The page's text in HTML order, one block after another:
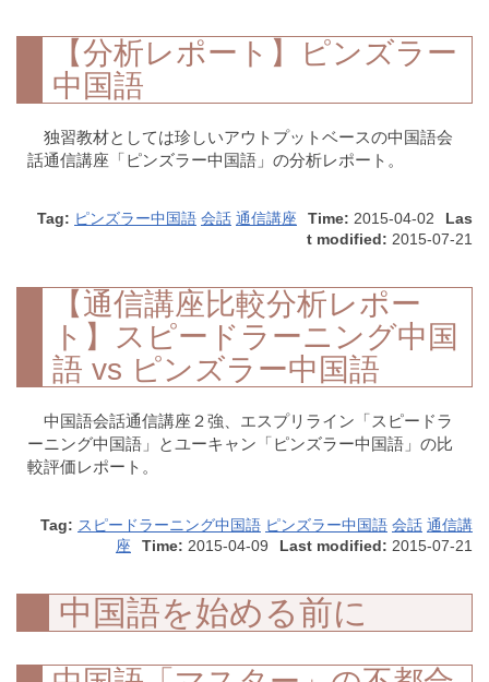
【分析レポート】ピンズラー
中国語
独習教材としては珍しいアウトプットベースの中国語会
話通信講座「ピンズラー中国語」の分析レポート。
Tag: ピンズラー中国語 会話 通信講座 Time: 2015-04-02
Las
t modified: 2015-07-21
【通信講座比較分析レポー
ト】スピードラーニング中国
語 vs ピンズラー中国語
中国語会話通信講座２強、エスプリライン「スピードラ
ーニング中国語」とユーキャン「ピンズラー中国語」の比
較評価レポート。
Tag: スピードラーニング中国語 ピンズラー中国語 会話 通信講
座
Time: 2015-04-09 Last modified: 2015-07-21
中国語を始める前に